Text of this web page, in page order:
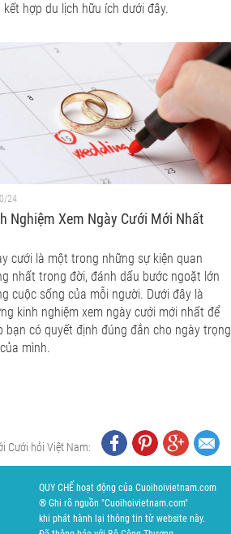
kết hợp du lịch hữu ích dưới đây.
24
Nghiệm Xem Ngày Cưới Mới Nhất
cưới là một trong những sự kiện quan
nhất trong đời, đánh dấu bước ngoặt lớn
cuộc sống của mỗi người. Dưới đây là
kinh nghiệm xem ngày cưới mới nhất để
bạn có quyết định đúng đắn cho ngày trọng
mình.
Cưới hỏi Việt Nam:
QUY CHẾ hoạt động của Cuoihoivietnam.com
® Ghi rõ nguồn "Cuoihoivietnam.com"
khi phát hành lại thông tin từ website này.